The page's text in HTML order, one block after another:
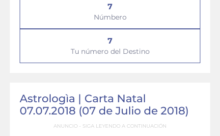
7
Númbero
7
Tu número del Destino
Astrologìa | Carta Natal
07.07.2018 (07 de Julio de 2018)
ANUNCIO - SIGA LEYENDO A CONTINUACIÓN